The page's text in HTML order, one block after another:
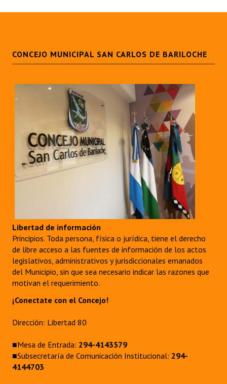
CONCEJO MUNICIPAL SAN CARLOS DE BARILOCHE
Libertad de información
Principios. Toda persona, física o jurídica, tiene el derecho
de libre acceso a las fuentes de información de los actos
legislativos, administrativos y jurisdiccionales emanados
del Municipio, sin que sea necesario indicar las razones que
motivan el requerimiento.
¡Conectate con el Concejo!
Dirección: Libertad 80
■Mesa de Entrada: 294-4143579
■Subsecretaría de Comunicación Institucional: 294-
4144703